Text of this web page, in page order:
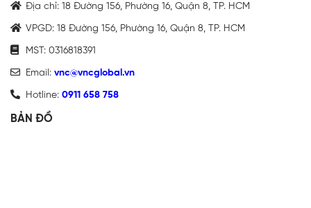
Địa chỉ: 18 Đường 156, Phường 16, Quận 8, TP. HCM
VPGD: 18 Đường 156, Phường 16, Quận 8, TP. HCM
MST: 0316818391
Email: vnc@vncglobal.vn
Hotline: 0911 658 758
BẢN ĐỒ